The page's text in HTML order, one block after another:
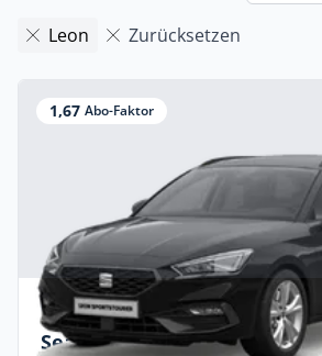
Leon Zurücksetzen
1,67 Abo-Faktor
Privat & Gewerbe
Seat Leon Sportstourer 1,5